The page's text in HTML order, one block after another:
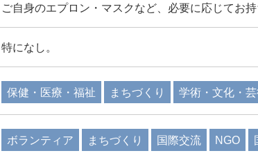
ご自身のエプロン・マスクなど、必要に応じてお持
特になし。
保健・医療・福祉 まちづくり 学術・文化・
ボランティア まちづくり 国際交流 NGO